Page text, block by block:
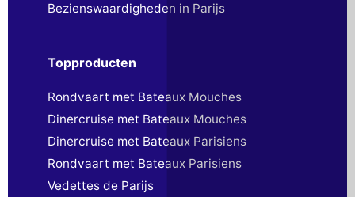
Bezienswaardigheden in Parijs
Topproducten
Rondvaart met Bateaux Mouches
Dinercruise met Bateaux Mouches
Dinercruise met Bateaux Parisiens
Rondvaart met Bateaux Parisiens
Vedettes de Parijs